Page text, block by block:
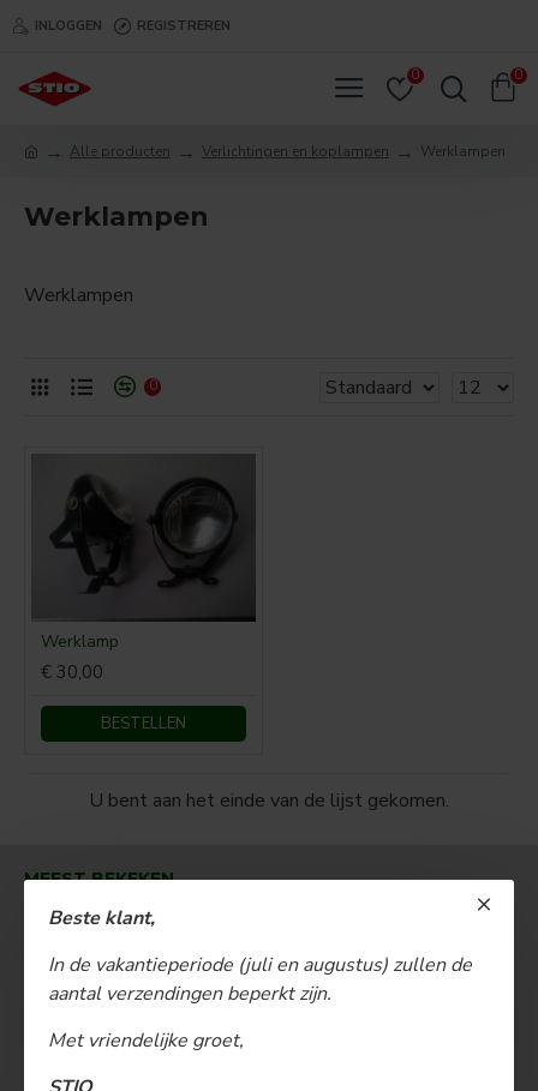
Beste klant,
In de vakantieperiode (juli en augustus) zullen de
aantal verzendingen beperkt zijn.
Met vriendelijke groet,
INLOGGEN REGISTREREN
0 0
Alle producten Verlichtingen en koplampen Werklampen
Werklampen
Werklampen
0
Werklamp
€ 30,00
BESTELLEN
U bent aan het einde van de lijst gekomen.
MEEST BEKEKEN